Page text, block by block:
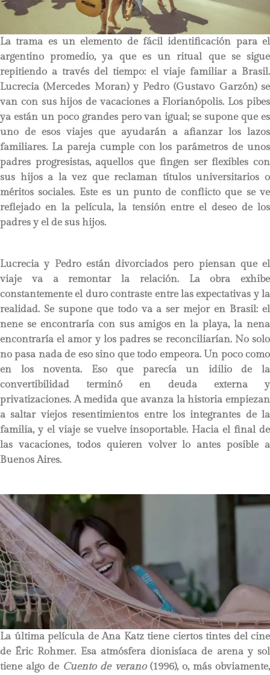
La trama es un elemento de fácil identificación para el
argentino promedio, ya que es un ritual que se sigue
repitiendo a través del tiempo: el viaje familiar a Brasil.
Lucrecia (Mercedes Moran) y Pedro (Gustavo Garzón) se
van con sus hijos de vacaciones a Florianópolis. Los pibes
ya están un poco grandes pero van igual; se supone que es
uno de esos viajes que ayudarán a afianzar los lazos
familiares. La pareja cumple con los parámetros de unos
padres progresistas, aquellos que fingen ser flexibles con
sus hijos a la vez que reclaman títulos universitarios o
méritos sociales. Este es un punto de conflicto que se ve
reflejado en la película, la tensión entre el deseo de los
padres y el de sus hijos.
Lucrecia y Pedro están divorciados pero piensan que el
viaje va a remontar la relación. La obra exhibe
constantemente el duro contraste entre las expectativas y la
realidad. Se supone que todo va a ser mejor en Brasil: el
nene se encontraría con sus amigos en la playa, la nena
encontraría el amor y los padres se reconciliarían. No solo
no pasa nada de eso sino que todo empeora. Un poco como
en los noventa. Eso que parecía un idilio de la
convertibilidad terminó en deuda externa y
privatizaciones. A medida que avanza la historia empiezan
a saltar viejos resentimientos entre los integrantes de la
familia, y el viaje se vuelve insoportable. Hacia el final de
las vacaciones, todos quieren volver lo antes posible a
Buenos Aires.
La última película de Ana Katz tiene ciertos tintes del cine
de Éric Rohmer. Esa atmósfera dionisíaca de arena y sol
tiene algo de Cuento de verano(1996), o, más obviamente,